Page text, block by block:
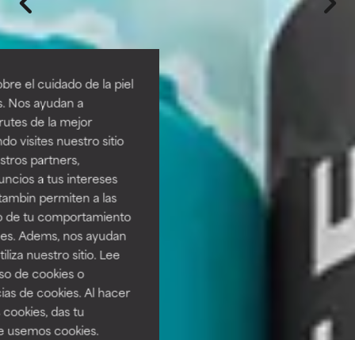
el cuidado de la piel
Nos ayudan a
de la mejor
visites nuestro sitio
partners,
a tus intereses
permiten a las
de tu comportamiento
Adems, nos ayudan
nuestro sitio. Lee
de cookies o
de cookies. Al hacer
das tu
usemos cookies.